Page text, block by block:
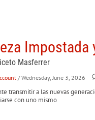
Impostada
Masferrer
/ Wednesday, June 3, 2026
transmitir a las nuevas
con uno mismo